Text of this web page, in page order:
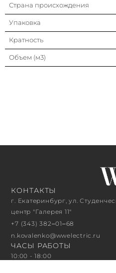
Страна происхождения
Упаковка
Кратность
Объем (м3)
КОНТАКТЫ
г. Екатеринбург, ул.
центр "Галерея 11"
+7 (343) 382‒01‒68
n.kovalenko@wwelectric.ru
ЧАСЫ РАБОТЫ
10:00 - 18:00